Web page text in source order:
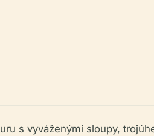
s vyváženými sloupy,